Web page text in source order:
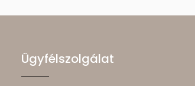
Ügyfélszolgálat